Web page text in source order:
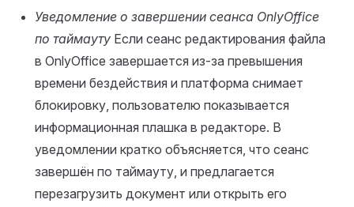
Уведомление о завершении сеанса OnlyOffice
по таймауту Если сеанс редактирования файла
в OnlyOffice завершается из‑за превышения
времени бездействия и платформа снимает
блокировку, пользователю показывается
информационная плашка в редакторе. В
уведомлении кратко объясняется, что сеанс
завершён по таймауту, и предлагается
перезагрузить документ или открыть его